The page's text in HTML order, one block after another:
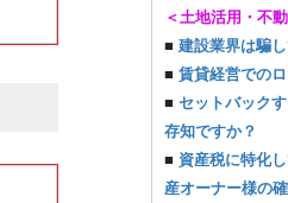
＜土地活用・不
■建設業界は騙
■賃貸経営での
■セットバック
存知ですか？
■ 資産税に特化
産オーナー様の